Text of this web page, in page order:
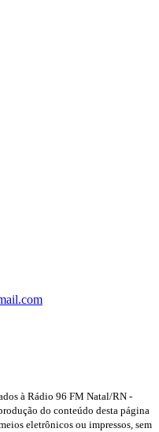
à Rádio 96 FM Natal/RN -
do conteúdo desta página
eletrônicos ou impressos, sem